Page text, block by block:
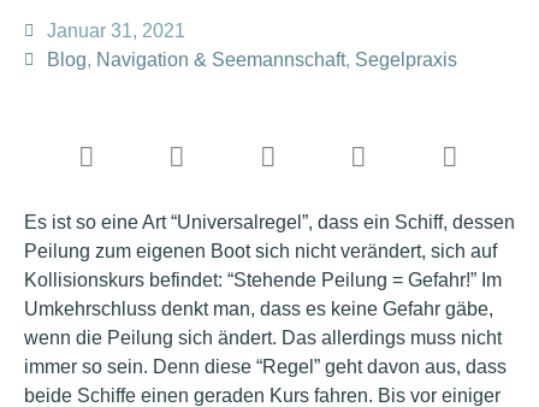
Januar 31, 2021
Blog, Navigation & Seemannschaft, Segelpraxis
Es ist so eine Art “Universalregel”, dass ein Schiff, dessen
Peilung zum eigenen Boot sich nicht verändert, sich auf
Kollisionskurs befindet: “Stehende Peilung = Gefahr!” Im
Umkehrschluss denkt man, dass es keine Gefahr gäbe,
wenn die Peilung sich ändert. Das allerdings muss nicht
immer so sein. Denn diese “Regel” geht davon aus, dass
beide Schiffe einen geraden Kurs fahren. Bis vor einiger